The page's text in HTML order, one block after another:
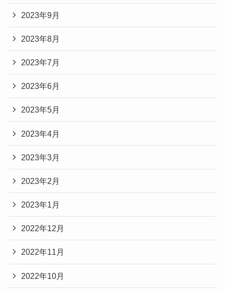
2023年9月
2023年8月
2023年7月
2023年6月
2023年5月
2023年4月
2023年3月
2023年2月
2023年1月
2022年12月
2022年11月
2022年10月